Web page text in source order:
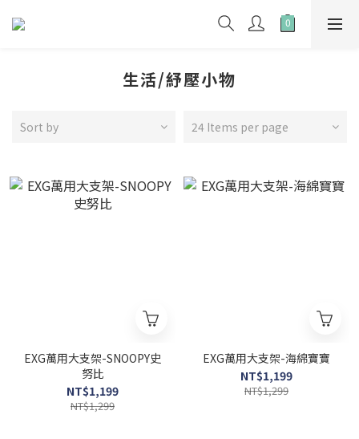
生活/紓壓小物
Sort by 24 Items per page
EXG萬用大支架-SNOOPY史
努比
NT$1,199
NT$1,299
EXG萬用大支架-海綿寶寶
NT$1,199
NT$1,299